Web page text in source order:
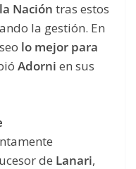
Nación tras estos
la gestión. En
lo mejor para
Adorni en sus
de Lanari,